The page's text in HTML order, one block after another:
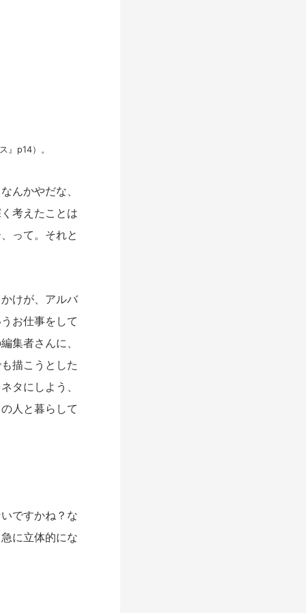
』p14）。
んかやだな、
考えたことは
って。それと
けが、アルバ
お仕事をして
集者さんに、
描こうとした
タにしよう、
人と暮らして
ですかね？な
に立体的にな